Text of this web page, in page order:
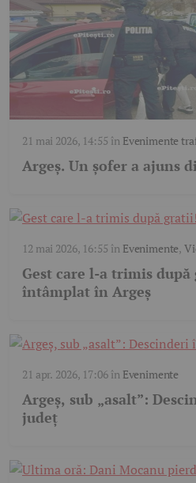
21 mai 2026, 14:55 în Evenimente
Argeș. Un șofer a ajuns
12 mai 2026, 16:55 în Evenimente,
Gest care l-a trimis după
întâmplat în Argeș
21 apr. 2026, 17:06în Evenimente
Argeș, sub „asalt”:
județ